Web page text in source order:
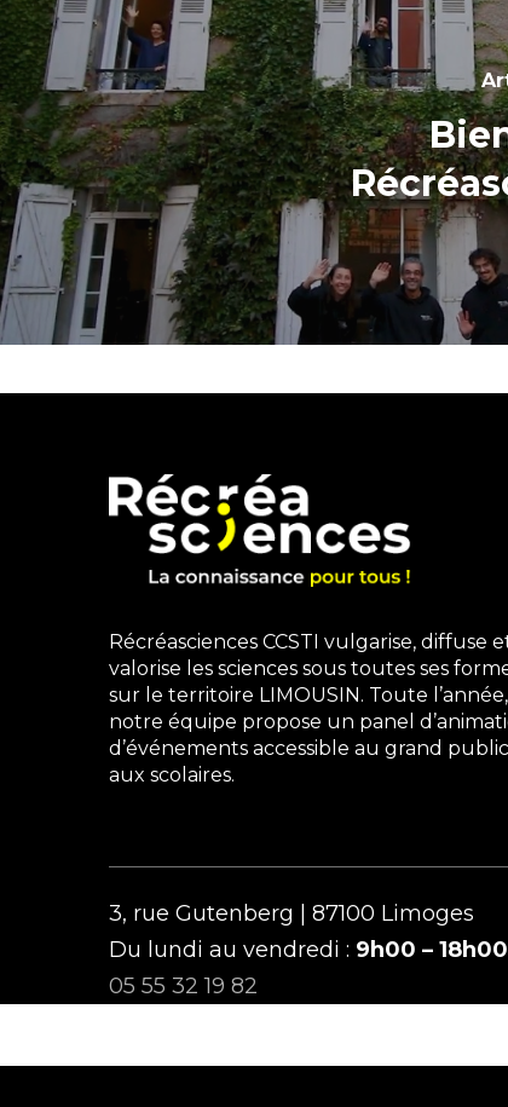
Récréasciences CCSTI vulgarise, diffuse
valorise les sciences sous toutes ses
sur le territoire LIMOUSIN. Toute l’année,
notre équipe propose un panel
d’événements accessible au grand
aux scolaires.
3, rue Gutenberg | 87100 Limoges
Du lundi au vendredi : 9h00 – 18h00
05 55 32 19 82